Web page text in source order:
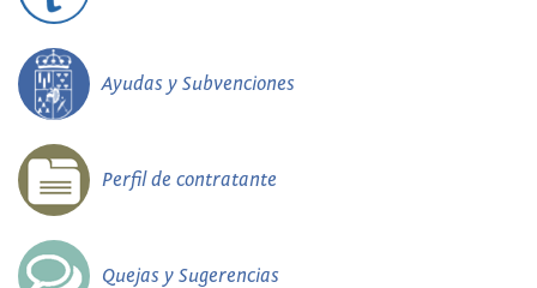
Ayudas y Subvenciones
Perfil de contratante
Quejas y Sugerencias